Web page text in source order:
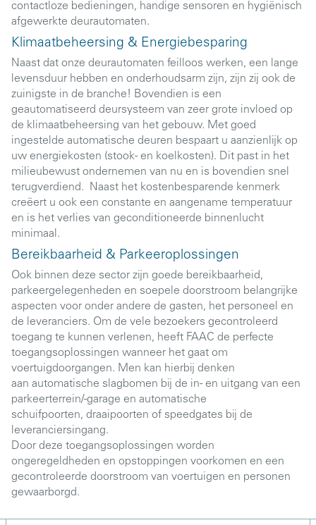
contactloze bedieningen, handige sensoren en hygiënisch
afgewerkte deurautomaten.
Klimaatbeheersing & Energiebesparing
Naast dat onze deurautomaten feilloos werken, een lange
levensduur hebben en onderhoudsarm zijn, zijn zij ook de
zuinigste in de branche! Bovendien is een
geautomatiseerd deursysteem van zeer grote invloed op
de klimaatbeheersing van het gebouw. Met goed
ingestelde automatische deuren bespaart u aanzienlijk op
uw energiekosten (stook- en koelkosten). Dit past in het
milieubewust ondernemen van nu en is bovendien snel
terugverdiend. Naast het kostenbesparende kenmerk
creëert u ook een constante en aangename temperatuur
en is het verlies van geconditioneerde binnenlucht
minimaal.
Bereikbaarheid & Parkeeroplossingen
Ook binnen deze sector zijn goede bereikbaarheid,
parkeergelegenheden en soepele doorstroom belangrijke
aspecten voor onder andere de gasten, het personeel en
de leveranciers. Om de vele bezoekers gecontroleerd
toegang te kunnen verlenen, heeft FAAC de perfecte
toegangsoplossingen wanneer het gaat om
voertuigdoorgangen. Men kan hierbij denken
aan automatische slagbomen bij de in- en uitgang van een
parkeerterrein/-garage en automatische
schuifpoorten, draaipoorten of speedgates bij de
leveranciersingang.
Door deze toegangsoplossingen worden
ongeregeldheden en opstoppingen voorkomen en een
gecontroleerde doorstroom van voertuigen en personen
gewaarborgd.